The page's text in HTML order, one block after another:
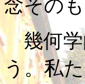
念その
幾何学
う。私